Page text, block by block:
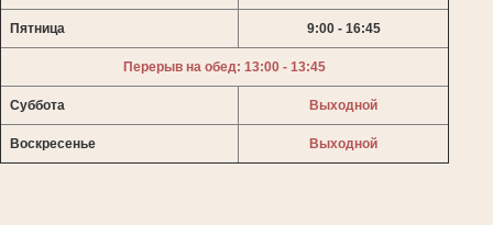
Пятница 9:00 - 16:45
Перерыв на обед: 13:00 - 13:45
Суббота Выходной
Воскресенье Выходной